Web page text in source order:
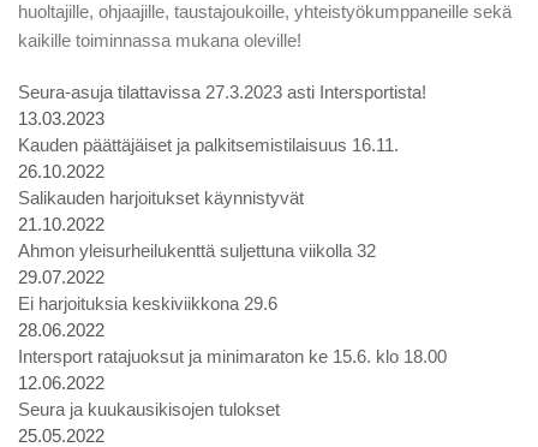
huoltajille, ohjaajille, taustajoukoille, yhteistyökumppaneille sekä
kaikille toiminnassa mukana oleville!
Seura-asuja tilattavissa 27.3.2023 asti Intersportista!
13.03.2023
Kauden päättäjäiset ja palkitsemistilaisuus 16.11.
26.10.2022
Salikauden harjoitukset käynnistyvät
21.10.2022
Ahmon yleisurheilukenttä suljettuna viikolla 32
29.07.2022
Ei harjoituksia keskiviikkona 29.6
28.06.2022
Intersport ratajuoksut ja minimaraton ke 15.6. klo 18.00
12.06.2022
Seura ja kuukausikisojen tulokset
25.05.2022